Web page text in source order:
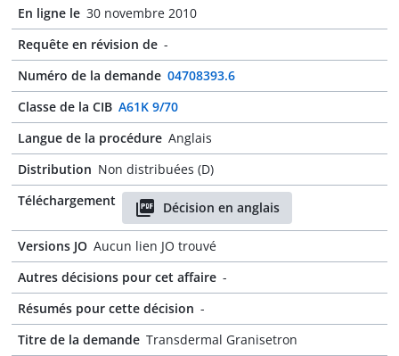
En ligne le 30 novembre 2010
Requête en révision de -
Numéro de la demande 04708393.6
Classe de la CIB A61K 9/70
Langue de la procédure Anglais
Distribution Non distribuées (D)
Téléchargement
Décision en anglais
Versions JO Aucun lien JO trouvé
Autres décisions pour cet affaire -
Résumés pour cette décision -
Titre de la demande Transdermal Granisetron